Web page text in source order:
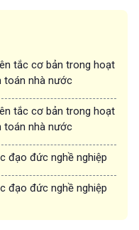
tắc cơ bản trong hoạt
toán nhà nước
tắc cơ bản trong hoạt
toán nhà nước
đạo đức nghề nghiệp
đạo đức nghề nghiệp